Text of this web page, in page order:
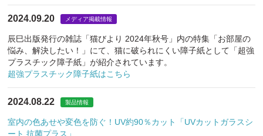
2024.09.20 メディア掲載情報
辰巳出版発行の雑誌「猫びより 2024年秋号」内の特集「お部屋の
悩み、解決したい！」にて、猫に破られにくい障子紙として「超強
プラスチック障子紙」が紹介されています。
超強プラスチック障子紙はこちら
2024.08.22 製品情報
室内の色あせや変色を防ぐ！UV約90％カット「UVカットガラスシ
ート 抗菌プラス」